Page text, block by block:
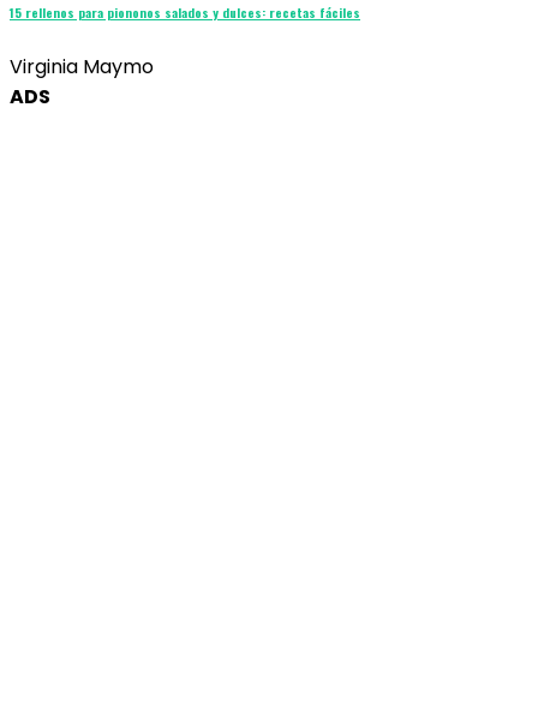
15 rellenos para piononos salados y dulces: recetas fáciles
Virginia Maymo
ADS